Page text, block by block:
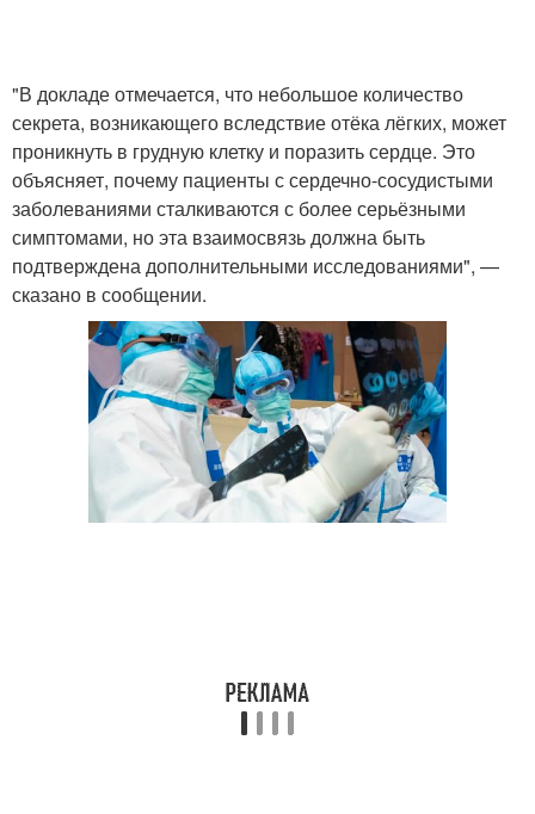
"В докладе отмечается, что небольшое количество
секрета, возникающего вследствие отёка лёгких, может
проникнуть в грудную клетку и поразить сердце. Это
объясняет, почему пациенты с сердечно-сосудистыми
заболеваниями сталкиваются с более серьёзными
симптомами, но эта взаимосвязь должна быть
подтверждена дополнительными исследованиями", —
сказано в сообщении.